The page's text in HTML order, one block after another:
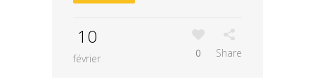
10
février 0 Share